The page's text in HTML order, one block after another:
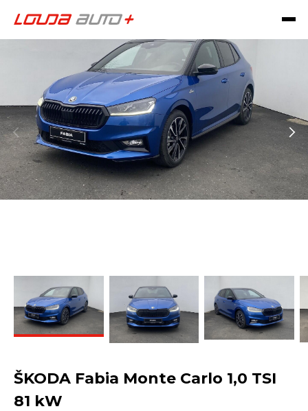
ŠKODA Fabia Monte Carlo 1,0 TSI
81 kW